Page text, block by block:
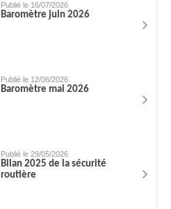
Publié le 16/07/2026
Baromètre juin 2026
Publié le 12/06/2026
Baromètre mai 2026
Publié le 29/05/2026
Bilan 2025 de la sécurité
routière